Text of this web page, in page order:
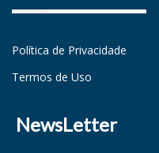
Política de Privacidade
Termos de Uso
NewsLetter